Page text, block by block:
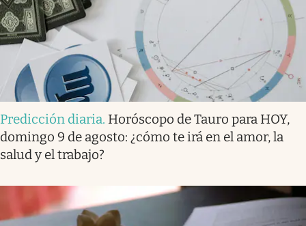
Predicción diaria. Horóscopo de Tauro para HOY,
domingo 9 de agosto: ¿cómo te irá en el amor, la
salud y el trabajo?